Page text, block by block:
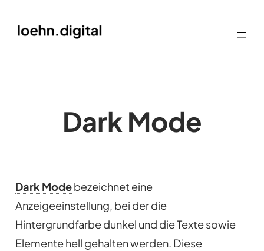
Dark Mode
Dark Modebezeichnet eine
Anzeigeeinstellung, bei der die
Hintergrundfarbe dunkel und die Texte sowie
Elemente hell gehalten werden. Diese